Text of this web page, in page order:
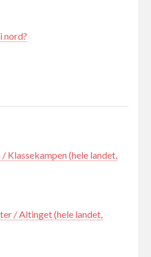
nord?
(hele landet,
/ Altinget (hele landet,